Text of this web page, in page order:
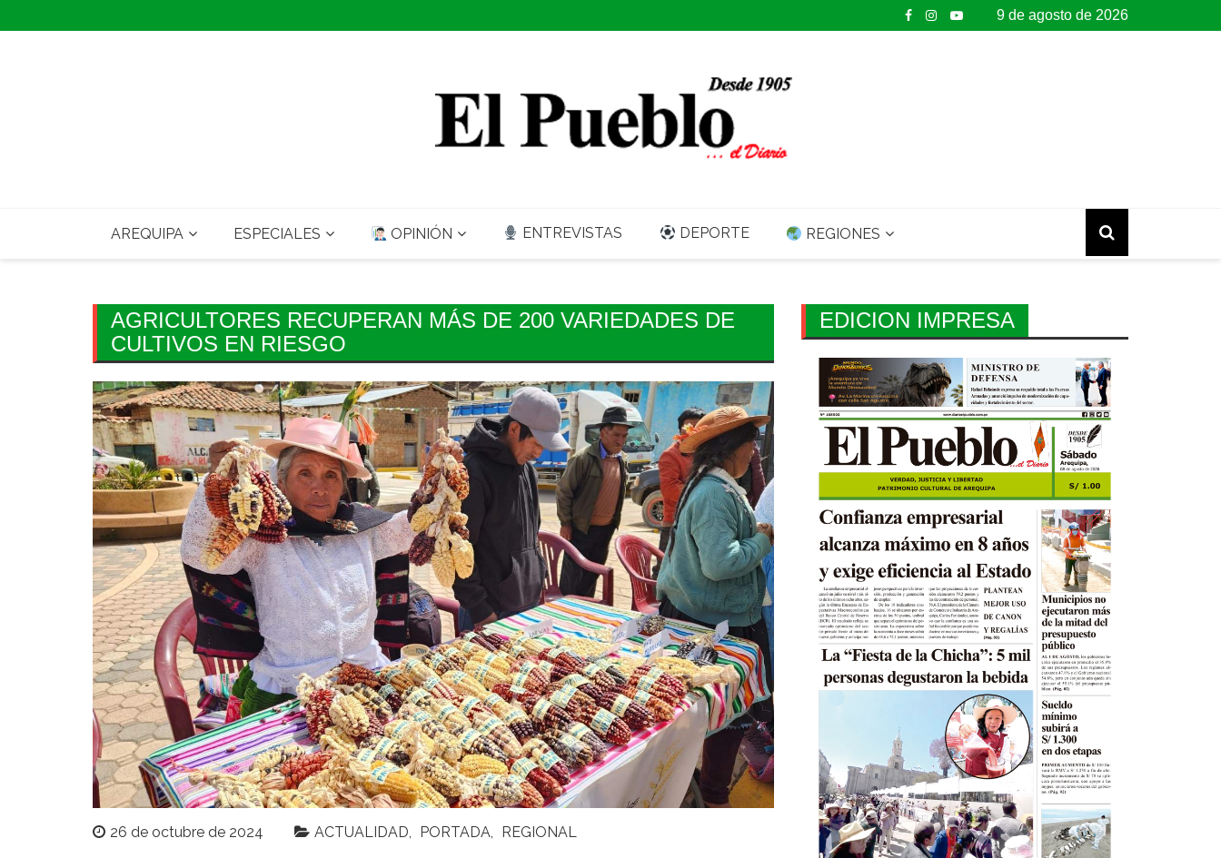
to
9 de agosto de 2026
AREQUIPA ESPECIALES OPINIÓN ENTREVISTAS DEPORTE REGIONES
AGRICULTORES RECUPERAN MÁS DE 200 VARIEDADES DE
CULTIVOS EN RIESGO
26 de octubre de 2024 ACTUALIDAD PORTADA REGIONAL
EDICION IMPRESA